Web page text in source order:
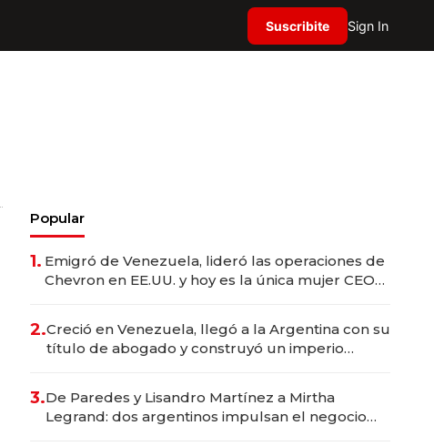
Suscribite Sign In
Popular
1. Emigró de Venezuela, lideró las operaciones de
Chevron en EE.UU. y hoy es la única mujer CEO
2.Creció en Venezuela, llegó a la Argentina con su
título de abogado y construyó un imperio
3.De Paredes y Lisandro Martínez a Mirtha
Legrand: dos argentinos impulsan el negocio